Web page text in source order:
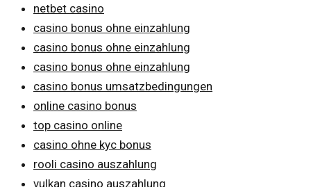
netbet casino
casino bonus ohne einzahlung
casino bonus ohne einzahlung
casino bonus ohne einzahlung
casino bonus umsatzbedingungen
online casino bonus
top casino online
casino ohne kyc bonus
rooli casino auszahlung
vulkan casino auszahlung